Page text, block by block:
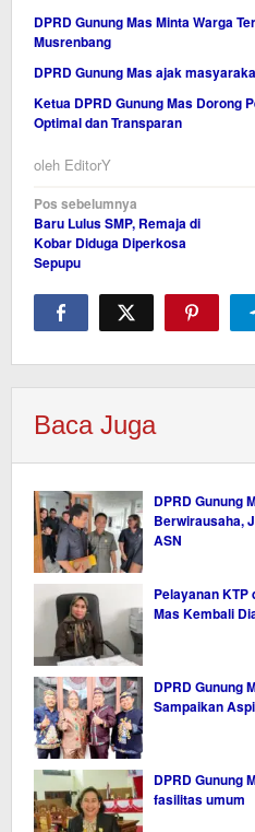
DPRD Gunung Mas Minta Warga
Musrenbang
DPRD Gunung Mas ajak
Ketua DPRD Gunung Mas Dorong
Optimal dan Transparan
oleh EditorY
Navigasi
pos
Pos sebelumnya
Baru Lulus SMP, Remaja di
Kobar Diduga Diperkosa
Sepupu
Baca Juga
DPRD Gunung
Berwirausaha,
ASN
Pelayanan KTP
Mas Kembali
DPRD Gunung
Sampaikan
DPRD Gunung
fasilitas umum